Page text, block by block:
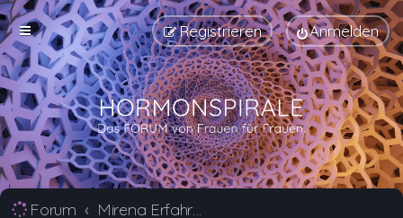
Anmelden
Registrieren
Forum Mirena Erfahrungsberichte und Nebenwirkungen